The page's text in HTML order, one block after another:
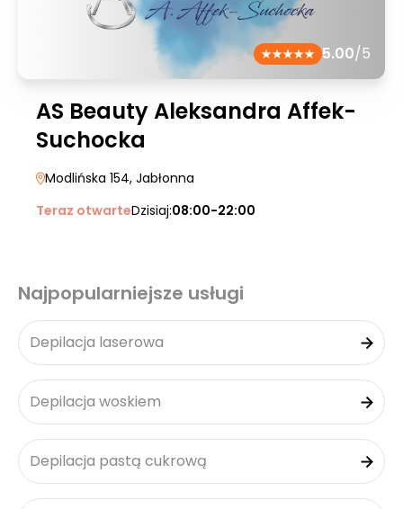
5.00/5
AS Beauty Aleksandra Affek-
Suchocka
Modlińska 154, Jabłonna
Teraz otwarteDzisiaj:08:00-22:00
Najpopularniejsze usługi
Depilacja laserowa
Depilacja woskiem
Depilacja pastą cukrową